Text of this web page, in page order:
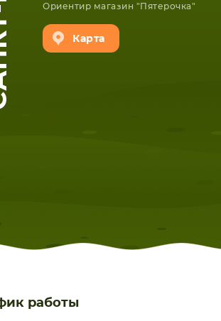
Ориентир магазин "Пятерочка"
Карта
работы